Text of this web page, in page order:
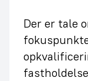
Der er tale